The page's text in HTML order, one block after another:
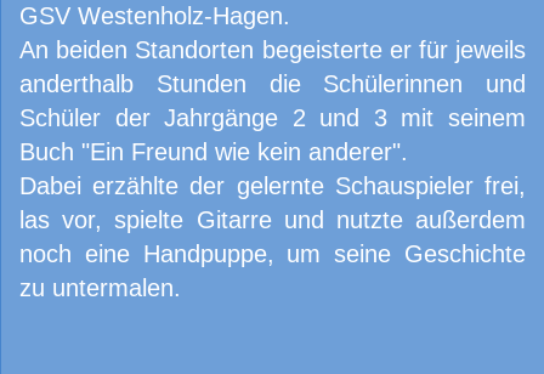
GSV Westenholz-Hagen.
An beiden Standorten begeisterte er für jeweils
anderthalb Stunden die Schülerinnen und
Schüler der Jahrgänge 2 und 3 mit seinem
Buch "Ein Freund wie kein anderer".
Dabei erzählte der gelernte Schauspieler frei,
las vor, spielte Gitarre und nutzte außerdem
noch eine Handpuppe, um seine Geschichte
zu untermalen.